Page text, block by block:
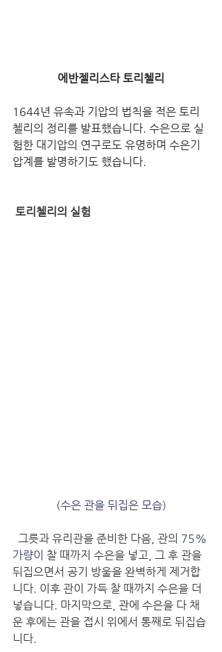
에반젤리스타 토리첼리
1644년 유속과 기압의 법칙을 적은 토리
첼리의 정리를 발표했습니다. 수은으로 실
험한 대기압의 연구로도 유명하며 수은기
압계를 발명하기도 했습니다.
토리첼리의 실험
(수은 관을 뒤집은 모습)
  그릇과 유리관을 준비한 다음, 관의
75%
가량이 찰 때까지 수은을 넣고, 그 후 관을
뒤집으면서 공기 방울을 완벽하게 제거합
니다. 이후 관이 가득 찰 때까지 수은을 더
넣습니다. 마지막으로, 관에 수은을 다 채
운 후에는 관을 접시 위에서 통째로 뒤집습
니다.